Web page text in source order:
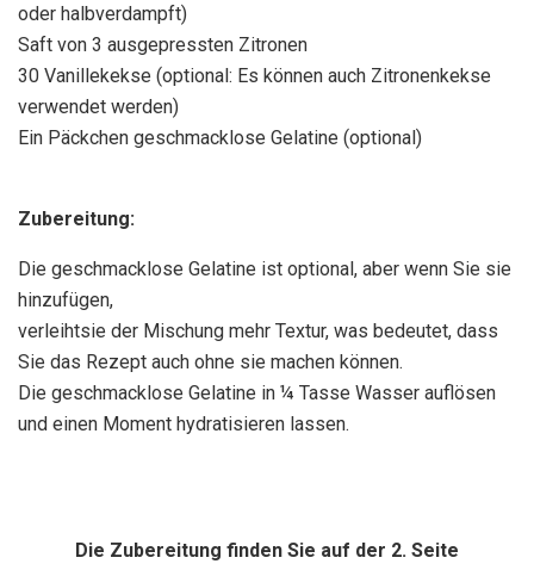
oder halbverdampft)
Saft von 3 ausgepressten Zitronen
30 Vanillekekse (optional: Es können auch Zitronenkekse
verwendet werden)
Ein Päckchen geschmacklose Gelatine (optional)
Zubereitung:
Die geschmacklose Gelatine ist optional, aber wenn Sie sie
hinzufügen,
verleihtsie der Mischung mehr Textur, was bedeutet, dass
Sie das Rezept auch ohne sie machen können.
Die geschmacklose Gelatine in ¼ Tasse Wasser auflösen
und einen Moment hydratisieren lassen.
Die Zubereitung finden Sie auf der 2. Seite